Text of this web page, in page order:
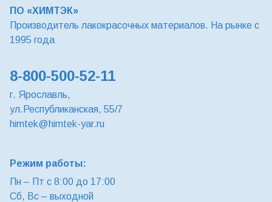
ПО «ХИМТЭК»
Производитель лакокрасочных материалов. На рынке с
1995 года
8-800-500-52-11
г. Ярославль,
ул.Республиканская, 55/7
himtek@himtek-yar.ru
Режим работы:
Пн – Пт с 8:00 до 17:00
Сб, Вс – выходной